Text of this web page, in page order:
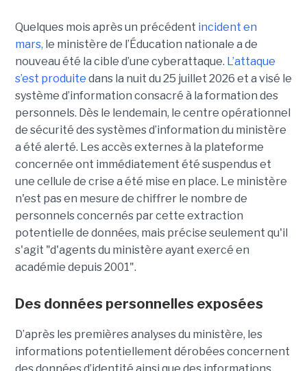
Quelques mois après un précédent incident en
mars, le ministère de l’Éducation nationale a de
nouveau été la cible d’une cyberattaque. L’attaque
s’est produite dans la nuit du 25 juillet 2026 et a visé le
système d’information consacré à la formation des
personnels. Dès le lendemain, le centre opérationnel
de sécurité des systèmes d’information du ministère
a été alerté. Les accès externes à la plateforme
concernée ont immédiatement été suspendus et
une cellule de crise a été mise en place. Le ministère
n'est pas en mesure de chiffrer le nombre de
personnels concernés par cette extraction
potentielle de données, mais précise seulement qu'il
s'agit "d'agents du ministère ayant exercé en
académie depuis 2001".
Des données personnelles exposées
D’après les premières analyses du ministère, les
informations potentiellement dérobées concernent